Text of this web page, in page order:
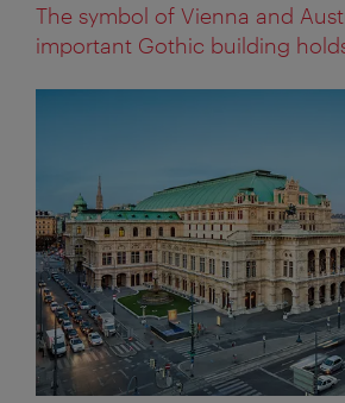
The symbol of Vienna and
important Gothic building